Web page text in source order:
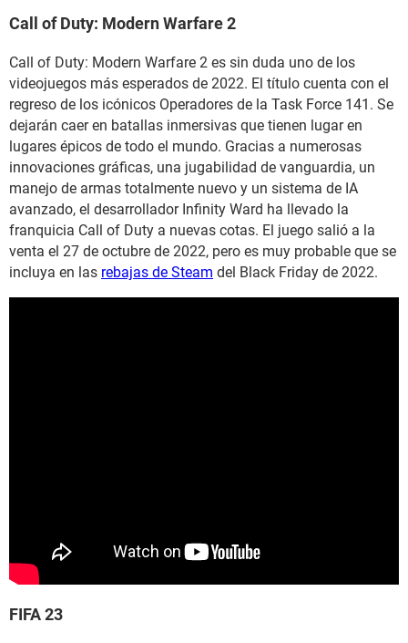
Call of Duty: Modern Warfare 2
Call of Duty: Modern Warfare 2 es sin duda uno de los
videojuegos más esperados de 2022. El título cuenta con el
regreso de los icónicos Operadores de la Task Force 141. Se
dejarán caer en batallas inmersivas que tienen lugar en
lugares épicos de todo el mundo. Gracias a numerosas
innovaciones gráficas, una jugabilidad de vanguardia, un
manejo de armas totalmente nuevo y un sistema de IA
avanzado, el desarrollador Infinity Ward ha llevado la
franquicia Call of Duty a nuevas cotas. El juego salió a la
venta el 27 de octubre de 2022, pero es muy probable que se
incluya en las rebajas de Steam del Black Friday de 2022.
FIFA 23